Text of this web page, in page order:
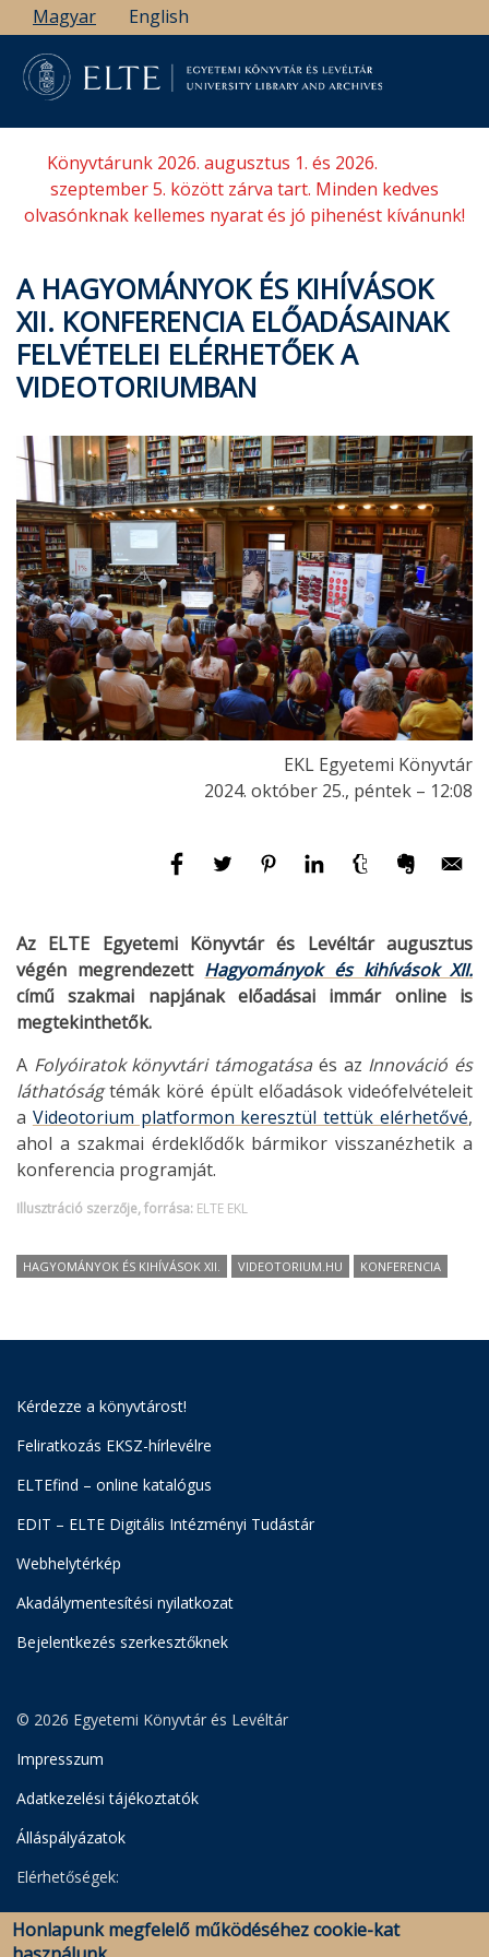
Ugrás
a
tartalomra
Magyar English
Könyvtárunk 2026. augusztus 1. és 2026.
szeptember 5. között zárva tart. Minden kedves
olvasónknak kellemes nyarat és jó pihenést kívánunk!
A HAGYOMÁNYOK ÉS KIHÍVÁSOK
XII. KONFERENCIA ELŐADÁSAINAK
FELVÉTELEI ELÉRHETŐEK A
VIDEOTORIUMBAN
EKL Egyetemi Könyvtár
2024. október 25., péntek – 12:08
Az ELTE Egyetemi Könyvtár és Levéltár augusztus
végén megrendezett Hagyományok és kihívások XII.
című szakmai napjának előadásai immár online is
megtekinthetők.
A Folyóiratok könyvtári támogatása és az Innováció és
láthatóságtémák köré épült előadások videófelvételeit
a Videotorium platformon keresztül tettük elérhetővé,
ahol a szakmai érdeklődők bármikor visszanézhetik a
konferencia programját.
Illusztráció szerzője, forrása: ELTE EKL
HAGYOMÁNYOK ÉS KIHÍVÁSOK XII. VIDEOTORIUM.HU KONFERENCIA
Kérdezze a könyvtárost!
Feliratkozás EKSZ-hírlevélre
ELTEfind – online katalógus
EDIT – ELTE Digitális Intézményi Tudástár
Webhelytérkép
Akadálymentesítési nyilatkozat
Bejelentkezés szerkesztőknek
© 2026 Egyetemi Könyvtár és Levéltár
Impresszum
Adatkezelési tájékoztatók
Álláspályázatok
Elérhetőségek:
Egyetemi Könyvtár
Levéltár
Honlapunk megfelelő működéséhez cookie-kat